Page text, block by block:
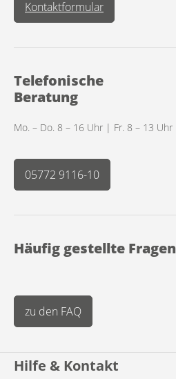
Kontaktformular
Telefonische
Beratung
Mo. – Do. 8 – 16 Uhr | Fr. 8 – 13 Uhr
05772 9116-10
Häufig gestellte Fragen
zu den FAQ
Hilfe & Kontakt